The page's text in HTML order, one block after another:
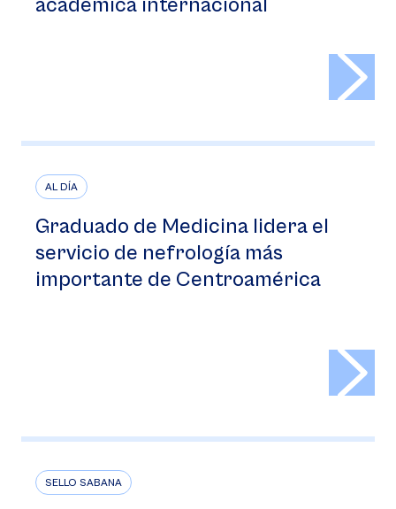
académica internacional
AL DÍA
Graduado de Medicina lidera el
servicio de nefrología más
importante de Centroamérica
SELLO SABANA